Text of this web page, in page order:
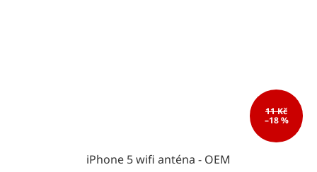
11 Kč
–18 %
iPhone 5 wifi anténa - OEM